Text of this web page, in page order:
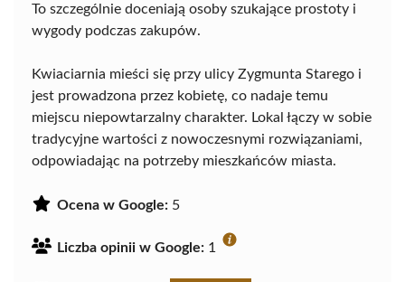
To szczególnie doceniają osoby szukające prostoty i
wygody podczas zakupów.
Kwiaciarnia mieści się przy ulicy Zygmunta Starego i
jest prowadzona przez kobietę, co nadaje temu
miejscu niepowtarzalny charakter. Lokal łączy w sobie
tradycyjne wartości z nowoczesnymi rozwiązaniami,
odpowiadając na potrzeby mieszkańców miasta.
Ocena w Google: 5
Liczba opinii w Google: 1